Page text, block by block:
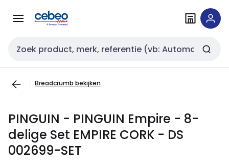
naar
naar
Zoekveld invoer
Breadcrumb bekijken
PINGUIN - PINGUIN Empire - 8-
delige Set EMPIRE CORK - DS
002699-SET